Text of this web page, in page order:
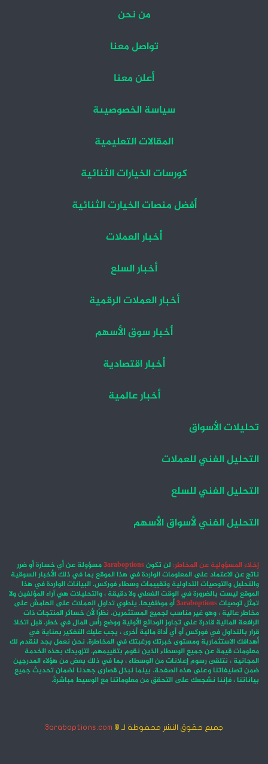
من نحن
تواصل معنا
أعلن معنا
سياسة الخصوصيىة
المقالات التعليمية
كورسات الخيارات الثنائية
أفضل منصات الخيارت الثنائية
أخبار العملات
أخبار السلع
أخبار العملات الرقمية
أخبار سوق الأسهم
أخبار اقتصادية
أخبار عالمية
تحليلات الأسواق
التحليل الفني للعملات
التحليل الفني للسلع
التحليل الفني لأسواق الأسهم
إخلاء المسؤولية عن المخاطر: لن تكون3araboptionsمسؤولة عن أي خسارة أو ضرر
ناتج عن الاعتماد على المعلومات الواردة في هذا الموقع بما في ذلك الأخبار السوقية
والتحليل والتوصيات التداولية وتقييمات وسطاء فوركس. البيانات الواردة في هذا
الموقع ليست بالضرورة في الوقت الفعلي ولا دقيقة ، والتحليلات هي آراء المؤلفين ولا
تمثل توصيات3araboptionsأو موظفيها. ينطوي تداول العملات على الهامش على
مخاطر عالية ، وهو غير مناسب لجميع المستثمرين. نظرًا لأن خسائر المنتجات ذات
الرافعة المالية قادرة على تجاوز الودائع الأولية ووضع رأس المال في خطر. قبل اتخاذ
قرار بالتداول في فوركس أو أي أداة مالية أخرى ، يجب عليك التفكير بعناية في
أهدافك الاستثمارية ومستوى خبرتك ورغبتك في المخاطرة. نحن نعمل بجد لنقدم لك
معلومات قيمة عن جميع الوسطاء الذين نقوم بتقييمهم. لتزويدك بهذه الخدمة
المجانية ، نتلقى رسوم إعلانات من الوسطاء ، بما في ذلك بعض من هؤلاء المدرجين
ضمن تصنيفاتنا وعلى هذه الصفحة. بينما نبذل قصارى جهدنا لضمان تحديث جميع
بياناتنا ، فإننا نشجعك على التحقق من معلوماتنا مع الوسيط مباشرةً.
جميع حقوق النشر محفوظة لـ © 3araboptions.com